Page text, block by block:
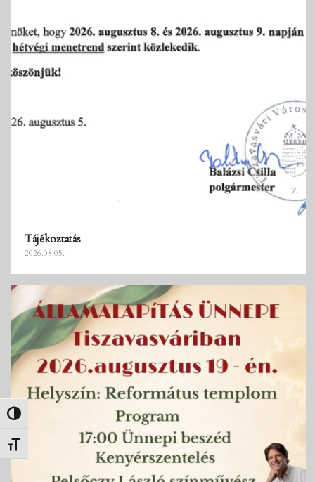
Nagy kontraszt váltása
Betűméret váltása
Tájékoztatás
2026.08.05.